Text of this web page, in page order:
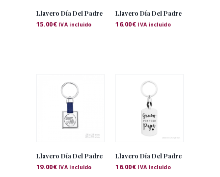
Llavero Día Del Padre
15.00€ IVA incluido
Llavero Día Del Padre
16.00€ IVA incluido
Llavero Día Del Padre
19.00€ IVA incluido
Llavero Día Del Padre
16.00€ IVA incluido